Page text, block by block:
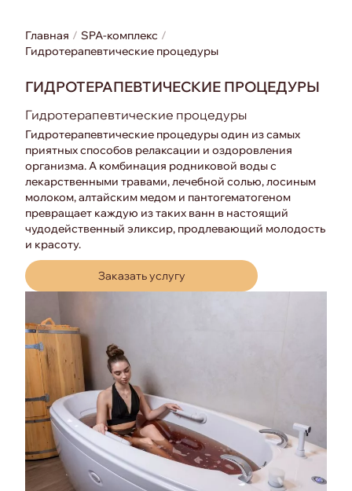
Главная
SPA-комплекс
Гидротерапевтические процедуры
ГИДРОТЕРАПЕВТИЧЕСКИЕ ПРОЦЕДУРЫ
Гидротерапевтические процедуры
Гидротерапевтические процедуры один из самых
приятных способов релаксации и оздоровления
организма. А комбинация родниковой воды с
лекарственными травами, лечебной солью, лосиным
молоком, алтайским медом и пантогематогеном
превращает каждую из таких ванн в настоящий
чудодейственный эликсир, продлевающий молодость
и красоту.
Заказать услугу